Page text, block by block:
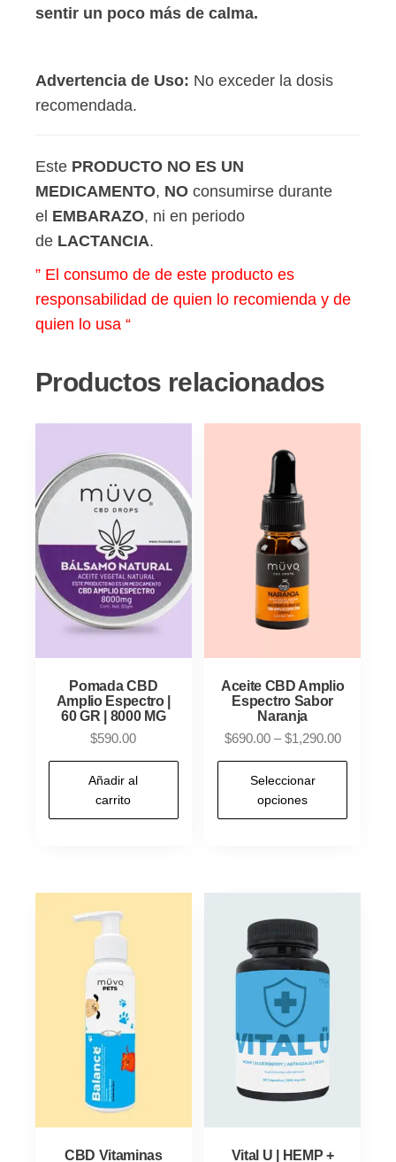
sentir un poco más de calma.
Advertencia de Uso: No exceder la dosis
recomendada.
Este PRODUCTO NO ES UN
MEDICAMENTO
NO consumirse durante
el EMBARAZO , ni en periodo
de LACTANCIA
” El consumo de de este producto es
responsabilidad de quien lo recomienda y de
quien lo usa “
Productos relacionados
Pomada CBD
Amplio Espectro |
60 GR | 8000 MG
$590.00
Añadir al
carrito
Aceite CBD Amplio
Espectro Sabor
Naranja
$690.00 – $1,290.00Price
range:
$1,290.00
Seleccionar
opciones
Las
CBD Vitaminas Vital U | HEMP +